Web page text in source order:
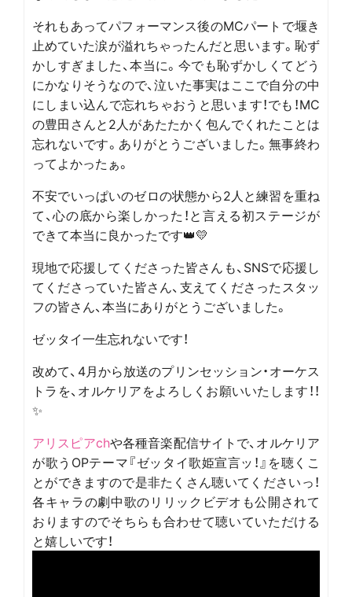
それもあってパフォーマンス後のMCパートで堰き
止めていた涙が溢れちゃったんだと思います。恥ず
かしすぎました、本当に。今でも恥ずかしくてどう
にかなりそうなので、泣いた事実はここで自分の中
にしまい込んで忘れちゃおうと思います！でも！MC
の豊田さんと2人があたたかく包んでくれたことは
忘れないです。ありがとうございました。無事終わ
ってよかったぁ。
不安でいっぱいのゼロの状態から2人と練習を重ね
て、心の底から楽しかった！と言える初ステージが
できて本当に良かったです👑💛
現地で応援してくださった皆さんも、SNSで応援し
てくださっていた皆さん、支えてくださったスタッ
フの皆さん、本当にありがとうございました。
ゼッタイ一生忘れないです！
改めて、4月から放送のプリンセッション・オーケス
トラを、オルケリアをよろしくお願いいたします！！
✨
アリスピアchや各種音楽配信サイトで、オルケリア
が歌うOPテーマ『ゼッタイ歌姫宣言ッ！』を聴くこ
とができますので是非たくさん聴いてくださいっ！
各キャラの劇中歌のリリックビデオも公開されて
おりますのでそちらも合わせて聴いていただける
と嬉しいです！